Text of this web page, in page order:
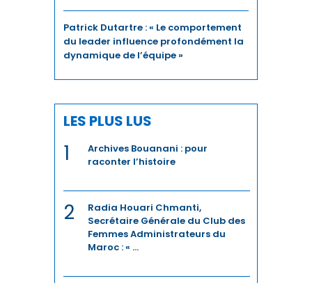
Patrick Dutartre : « Le comportement
du leader influence profondément la
dynamique de l’équipe »
LES PLUS LUS
1
Archives Bouanani : pour
raconter l’histoire
2
Radia Houari Chmanti,
Secrétaire Générale du Club des
Femmes Administrateurs du
Maroc : « ...